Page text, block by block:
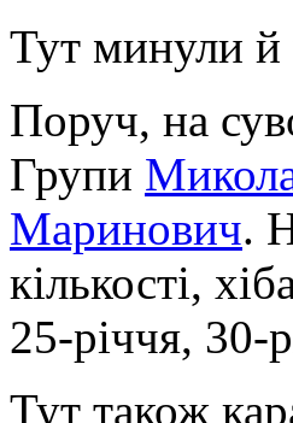
Тут минули й
Поруч, на
Групи
Маринович.
кількості,
25-річчя, 30-
Тут також